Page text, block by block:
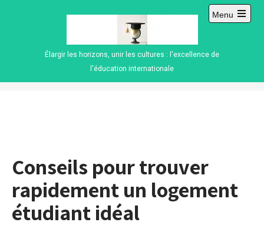
Élargir les horizons, unir les cultures : l'excellence de
l'éducation internationale
Menu
Open
Conseils pour trouver
rapidement un logement
étudiant idéal